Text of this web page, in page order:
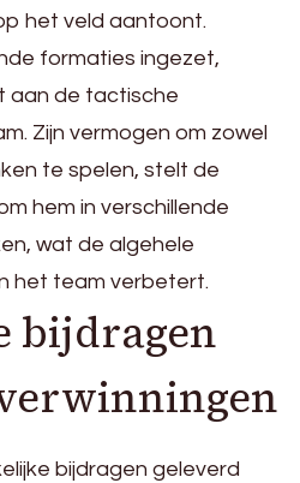
het veld aantoont.
formaties ingezet,
aan de tactische
Zijn vermogen om zowel
te spelen, stelt de
hem in verschillende
wat de algehele
het team verbetert.
bijdragen
bijdragen geleverd